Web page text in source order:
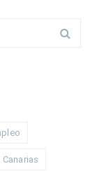
Canarias